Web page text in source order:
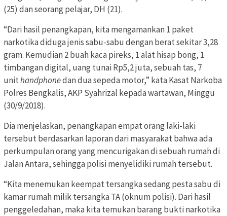
(25) dan seorang pelajar, DH (21).
“Dari hasil penangkapan, kita mengamankan 1 paket
narkotika diduga jenis sabu-sabu dengan berat sekitar 3,28
gram. Kemudian 2 buah kaca pireks, 1 alat hisap bong, 1
timbangan digital, uang tunai Rp5,2 juta, sebuah tas, 7
unithandphonedan dua sepeda motor,” kata Kasat Narkoba
Polres Bengkalis, AKP Syahrizal kepada wartawan, Minggu
(30/9/2018).
Dia menjelaskan, penangkapan empat orang laki-laki
tersebut berdasarkan laporan dari masyarakat bahwa ada
perkumpulan orang yang mencurigakan di sebuah rumah di
Jalan Antara, sehingga polisi menyelidiki rumah tersebut.
“Kita menemukan keempat tersangka sedang pesta sabu di
kamar rumah milik tersangka TA (oknum polisi). Dari hasil
penggeledahan, maka kita temukan barang bukti narkotika